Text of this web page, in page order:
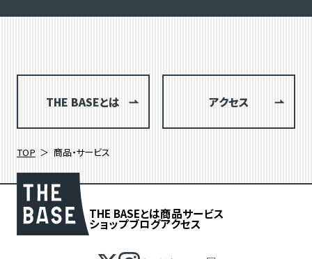
THE BASEとは アクセス
TOP 商品・サービス
THE BASEとは商品サービス
ショップブログアクセス